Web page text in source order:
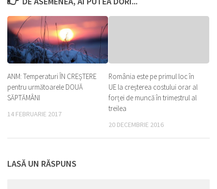
ANM: Temperaturi ÎN CREȘTERE
pentru următoarele DOUĂ
SĂPTĂMÂNI
14 FEBRUARIE 2017
România este pe primul loc în
UE la creșterea costului orar al
forței de muncă în trimestrul al
treilea
20 DECEMBRIE 2016
LASĂ UN RĂSPUNS